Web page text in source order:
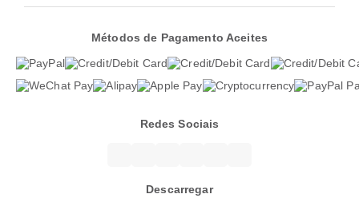
Métodos de Pagamento Aceites
Redes Sociais
Descarregar